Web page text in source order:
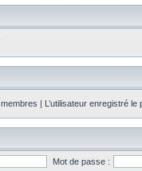
membres | L’utilisateur enregistré
Mot de passe :